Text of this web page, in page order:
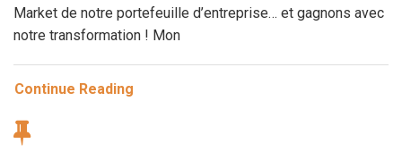
Market de notre portefeuille d’entreprise… et gagnons avec
notre transformation ! Mon
Continue Reading